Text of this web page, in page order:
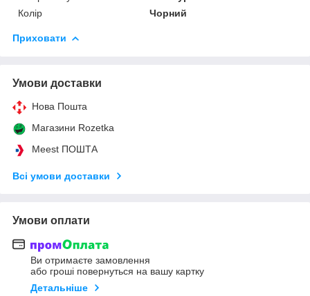
Колір
Чорний
Приховати
Умови доставки
Нова Пошта
Магазини Rozetka
Meest ПОШТА
Всі умови доставки
Умови оплати
Ви отримаєте замовлення
або гроші повернуться на вашу картку
Детальніше